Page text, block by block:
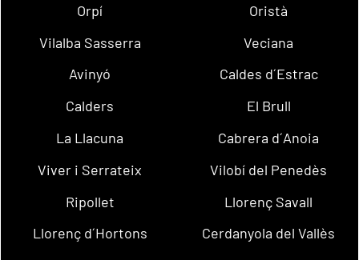
Orpí
Oristà
Vilalba Sasserra
Veciana
Avinyó
Caldes d´Estrac
Calders
El Brull
La Llacuna
Cabrera d´Anoia
Viver i Serrateix
Vilobí del Penedès
Ripollet
Llorenç Savall
Llorenç d´Hortons
Cerdanyola del Vallès